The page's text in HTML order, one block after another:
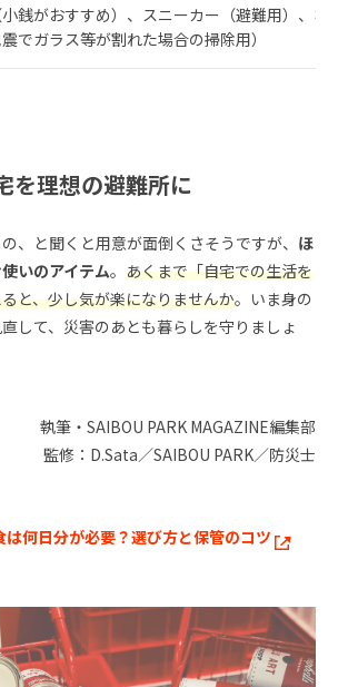
銭がおすすめ）、スニーカー（避難用）、ホ
でガラス等が割れた場合の掃除用）
を理想の避難所に
、と聞くと用意が面倒くさそうですが、 ほ
いのアイテム。 あくまで「自宅での生活を
と、少し気が楽になりませんか。いま身の
して、災害のあとも暮らしを守りましょ
執筆・SAIBOU PARK MAGAZINE編集部
監修：D.Sata／SAIBOU PARK／防災士
は何日分が必要？選び方と保管のコツ